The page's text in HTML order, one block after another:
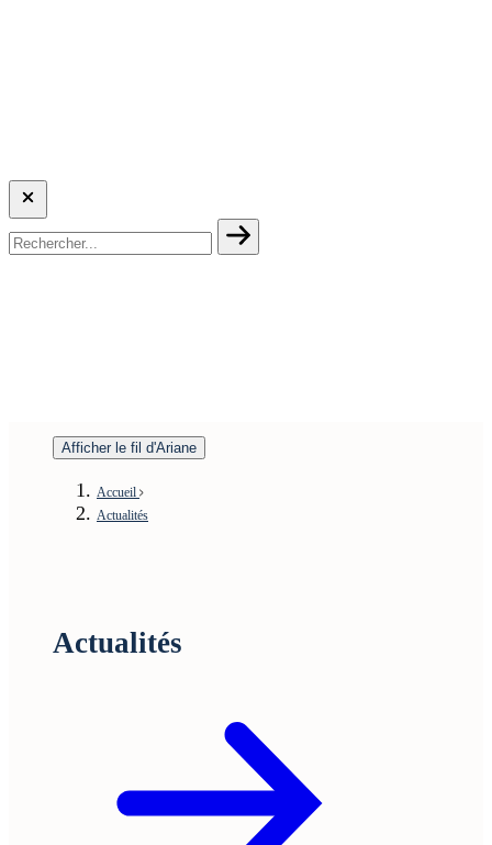
Afficher le fil d'Ariane
Accueil
Actualités
Actualités